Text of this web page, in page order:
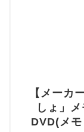
【メーカ
しょ」
DVD(メ